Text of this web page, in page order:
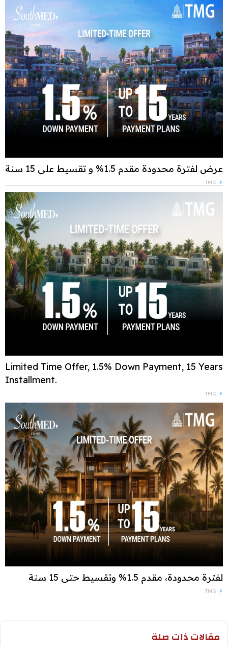
عرض لفترة محدودة مقدم 1.5% و تقسيط علي 15 سنة
TMG
Limited Time Offer, 1.5% Down Payment, 15 Years
Installment.
TMG
لفترة محدودة، مقدم 1.5% وتقسيط حتى 15 سنة
TMG
مقالات ذات صلة